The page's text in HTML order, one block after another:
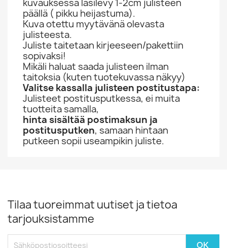
kuvauksessa lasilevy 1-2cm julisteen
päällä ( pikku heijastuma).
Kuva otettu myytävänä olevasta
julisteesta.
Juliste taitetaan kirjeeseen/pakettiin
sopivaksi!
Mikäli haluat saada julisteen ilman
taitoksia (kuten tuotekuvassa näkyy)
Valitse kassalla julisteen postitustapa:
Julisteet postitusputkessa, ei muita
tuotteita samalla,
hinta sisältää postimaksun ja
postitusputken, samaan hintaan
putkeen sopii useampikin juliste.
Tilaa tuoreimmat uutiset ja tietoa
tarjouksistamme